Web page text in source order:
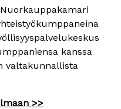
kanssa
valtakunnallista
>>